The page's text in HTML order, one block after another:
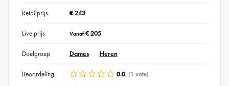
Retailprijs € 243
Live prijs Vanaf€ 205
Doelgroep Dames Heren
Beoordeling 0.0 (1 vote)